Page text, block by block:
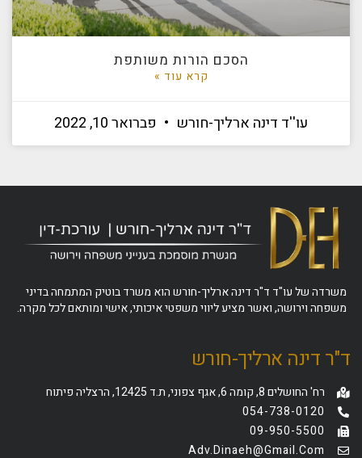
הסכם הורות משותפת
קרא עוד »
עו''ד דינה ארליך-חורש פברואר 10, 2022
משרדה של עו"ד ד"ר דינה ארליך-חורש הוא משרד בוטיק המתמחה בדיני
משפחה וירושה, ואשר מציע ליווי משפטי איכותי, אישי ומותאם לכל מקרה.
ד"ר דינה ארליך-חורש
רח' החושלים 8, קומה 6, אגף צפוני, ת.ד 12425, הרצליה פיתוח
054-738-0120
09-950-5500
Adv.dinaeh@gmail.com